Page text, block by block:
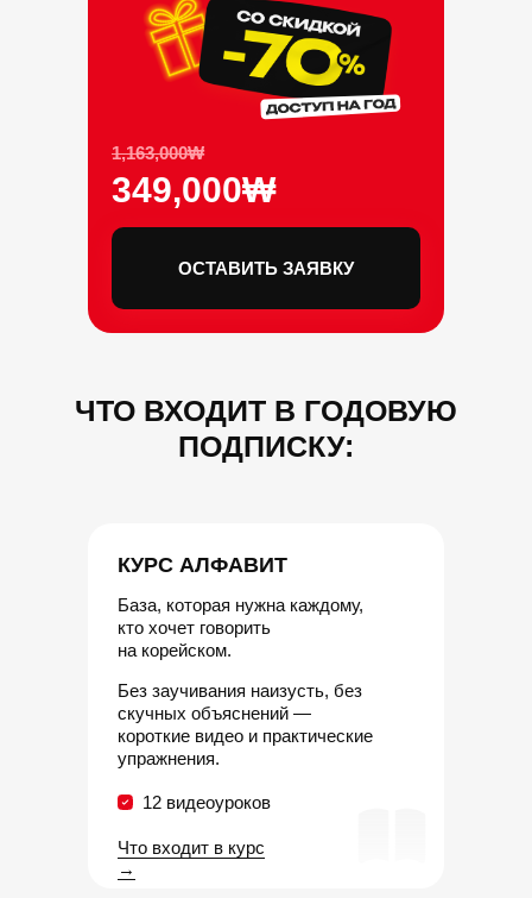
КУРС АЛФАВИТ
База, которая нужна каждому,
кто хочет говорить
на корейском.
Без заучивания наизусть, без
скучных объяснений —
короткие видео и практические
упражнения.
12 видеоуроков
Что входит в курс
→
ЧТО ВХОДИТ В ГОДОВУЮ
ПОДПИСКУ:
1,163,000₩
349,000₩
ОСТАВИТЬ ЗАЯВКУ